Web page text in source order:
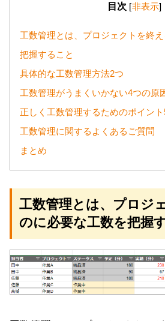
目次 [非表示]
工数管理とは、プロジェクトを終
把握すること
具体的な工数管理方法2つ
工数管理がうまくいかない4つの原
正しく工数管理するためのポイント
工数管理に関するよくあるご質問
まとめ
工数管理とは、プロジ
のに必要な工数を把握